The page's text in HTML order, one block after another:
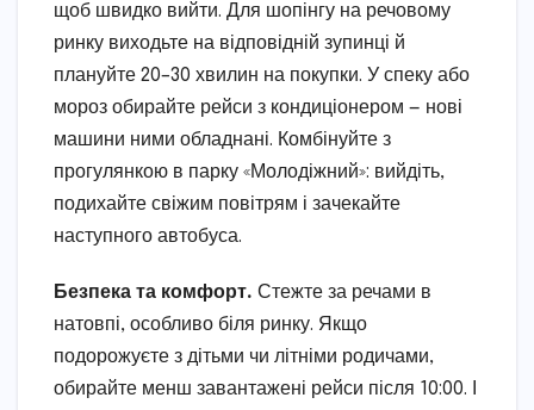
щоб швидко вийти. Для шопінгу на речовому
ринку виходьте на відповідній зупинці й
плануйте 20–30 хвилин на покупки. У спеку або
мороз обирайте рейси з кондиціонером — нові
машини ними обладнані. Комбінуйте з
прогулянкою в парку «Молодіжний»: вийдіть,
подихайте свіжим повітрям і зачекайте
наступного автобуса.
Безпека та комфорт. Стежте за речами в
натовпі, особливо біля ринку. Якщо
подорожуєте з дітьми чи літніми родичами,
обирайте менш завантажені рейси після 10:00. І